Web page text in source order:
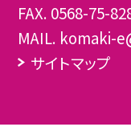
FAX. 0568-75-
MAIL. komaki-
サイトマップ